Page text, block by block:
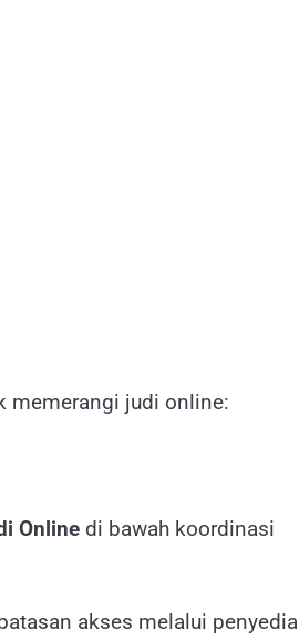
memerangi judi online:
Online di bawah koordinasi
akses melalui penyedia